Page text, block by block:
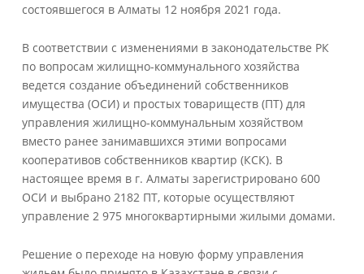
состоявшегося в Алматы 12 ноября 2021 года.
В соответствии с изменениями в законодательстве РК
по вопросам жилищно-коммунального хозяйства
ведется создание объединений собственников
имущества (ОСИ) и простых товариществ (ПТ) для
управления жилищно-коммунальным хозяйством
вместо ранее занимавшихся этими вопросами
кооперативов собственников квартир (КСК). В
настоящее время в г. Алматы зарегистрировано 600
ОСИ и выбрано 2182 ПТ, которые осуществляют
управление 2 975 многоквартирными жилыми домами.
Решение о переходе на новую форму управления